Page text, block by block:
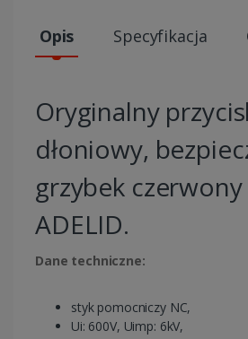
Opis Specyfikacja
Oryginalny
dłoniowy,
grzybek
ADELID.
Dane techniczne:
styk pomocniczy NC,
Ui: 600V, Uimp: 6kV,